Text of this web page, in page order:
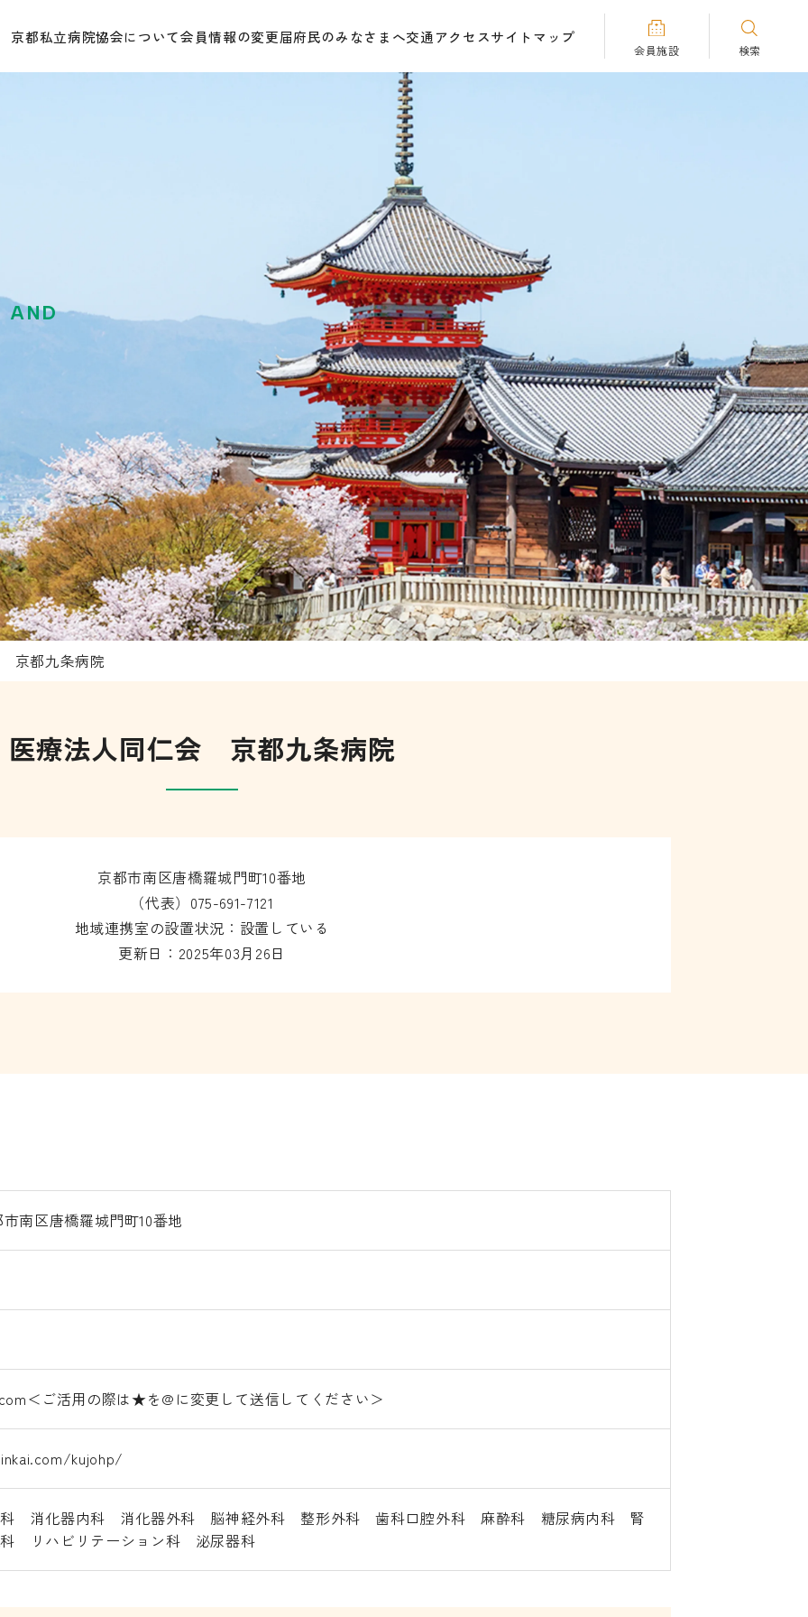
京都私立病院協会について会員情報の変更届府民のみなさまへ交通アクセスサイトマップ
会員施設 検索
AND
京都九条病院
医療法人同仁会 京都九条病院
京都市南区唐橋羅城門町10番地
（代表）075-691-7121
地域連携室の設置状況：設置している
更新日：2025年03月26日
南区唐橋羅城門町10番地
＜ご活用の際は★を@に変更して送信してください＞
kujohp/
消化器内科 消化器外科 脳神経外科 整形外科 歯科口腔外科 麻酔科 糖尿病内科 腎
リハビリテーション科 泌尿器科